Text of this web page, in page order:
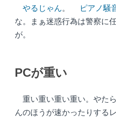
やるじゃん。 ピアノ騒
な。まぁ迷惑行為は警察に
が。
PCが重い
重い重い重い重い。やた
んのほうが速かったりする